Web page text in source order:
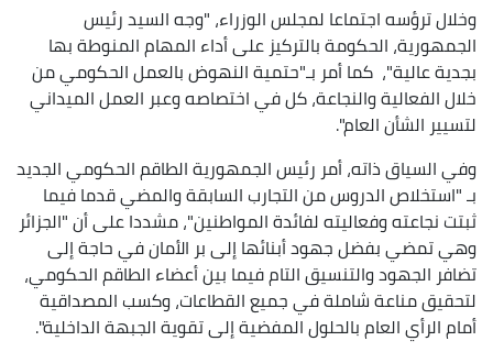
وخلال ترؤسه اجتماعا لمجلس الوزراء، "وجه السيد رئيس
الجمهورية، الحكومة بالتركيز على أداء المهام المنوطة بها
بجدية عالية"، كما أمر بـ"حتمية النهوض بالعمل الحكومي من
خلال الفعالية والنجاعة، كل في اختصاصه وعبر العمل الميداني
لتسيير الشأن العام".
وفي السياق ذاته، أمر رئيس الجمهورية الطاقم الحكومي الجديد
بـ "استخلاص الدروس من التجارب السابقة والمضي قدما فيما
ثبتت نجاعته وفعاليته لفائدة المواطنين"، مشددا على أن "الجزائر
وهي تمضي بفضل جهود أبنائها إلى بر الأمان في حاجة إلى
تضافر الجهود والتنسيق التام فيما بين أعضاء الطاقم الحكومي،
لتحقيق مناعة شاملة في جميع القطاعات، وكسب المصداقية
أمام الرأي العام بالحلول المفضية إلى تقوية الجبهة الداخلية".